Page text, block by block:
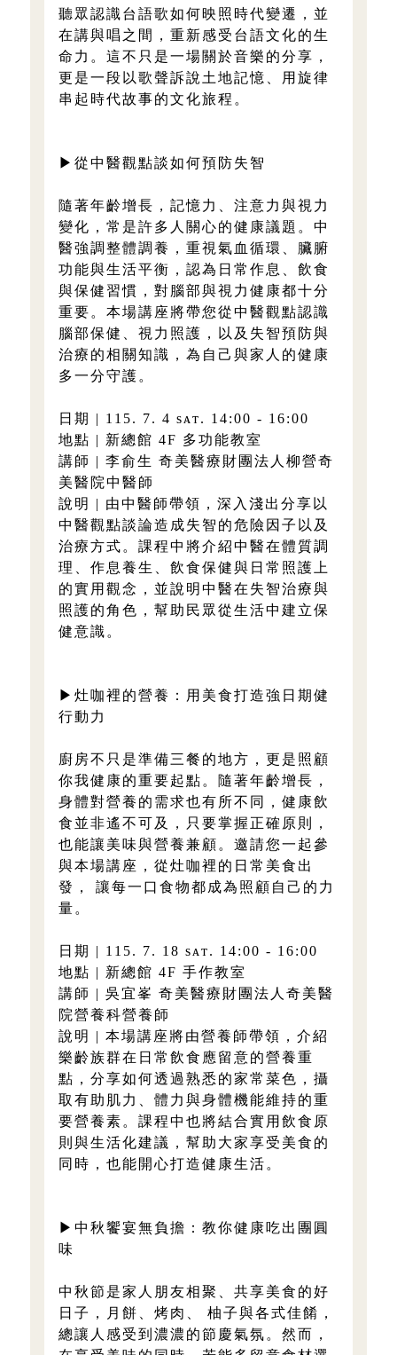
聽眾認識台語歌如何映照時代變遷，並
在講與唱之間，重新感受台語文化的生
命力。這不只是一場關於音樂的分享，
更是一段以歌聲訴說土地記憶、用旋律
串起時代故事的文化旅程。
▶從中醫觀點談如何預防失智
隨著年齡增長，記憶力、注意力與視力
變化，常是許多人關心的健康議題。中
醫強調整體調養，重視氣血循環、臟腑
功能與生活平衡，認為日常作息、飲食
與保健習慣，對腦部與視力健康都十分
重要。本場講座將帶您從中醫觀點認識
腦部保健、視力照護，以及失智預防與
治療的相關知識，為自己與家人的健康
多一分守護。
日期 | 115. 7. 4 sᴀᴛ. 14:00 - 16:00
地點 | 新總館 4F 多功能教室
講師 | 李俞生 奇美醫療財團法人柳營奇
美醫院中醫師
說明 | 由中醫師帶領，深入淺出分享以
中醫觀點談論造成失智的危險因子以及
治療方式。課程中將介紹中醫在體質調
理、作息養生、飲食保健與日常照護上
的實用觀念，並說明中醫在失智治療與
照護的角色，幫助民眾從生活中建立保
健意識。
▶灶咖裡的營養：用美食打造強日期健
行動力
廚房不只是準備三餐的地方，更是照顧
你我健康的重要起點。隨著年齡增長，
身體對營養的需求也有所不同，健康飲
食並非遙不可及，只要掌握正確原則，
也能讓美味與營養兼顧。邀請您一起參
與本場講座，從灶咖裡的日常美食出
發， 讓每一口食物都成為照顧自己的力
量。
日期 | 115. 7. 18 sᴀᴛ. 14:00 - 16:00
地點 | 新總館 4F 手作教室
講師 | 吳宜峯 奇美醫療財團法人奇美醫
院營養科營養師
說明 | 本場講座將由營養師帶領，介紹
樂齡族群在日常飲食應留意的營養重
點，分享如何透過熟悉的家常菜色，攝
取有助肌力、體力與身體機能維持的重
要營養素。課程中也將結合實用飲食原
則與生活化建議，幫助大家享受美食的
同時，也能開心打造健康生活。
▶中秋饗宴無負擔：教你健康吃出團圓
味
中秋節是家人朋友相聚、共享美食的好
日子，月餅、烤肉、 柚子與各式佳餚，
總讓人感受到濃濃的節慶氣氛。然而，